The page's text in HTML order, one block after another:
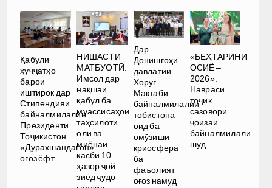
Қабули
ҳуҷҷатҳо
барои
иштирок дар
Стипендияи
байналмилалии
Президенти
Тоҷикистон
«Дурахшандагон»
оғоз ёфт
НИШАСТИ
МАТБУОТӢ.
Имсол дар
нақшаи
қабул ба
муассисаҳои
таҳсилоти
олӣ ва
миёнаи
касбӣ 10
ҳазор ҷой
зиёд ҷудо
Дар
Донишгоҳи
давлатии
Хоруғ
Мактаби
байналмилалии
тобистона
оид ба
омӯзиши
криосфера
ба
фаъолият
оғоз намуд
«БЕҲТАРИНИ
ОСИЁ –
2026».
Навраси
тоҷик
сазовори
ҷоизаи
байналмилалӣ
шуд